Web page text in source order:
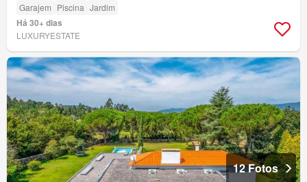
Garajem Piscina Jardim
Há 30+ dias
LUXURYESTATE
12 Fotos